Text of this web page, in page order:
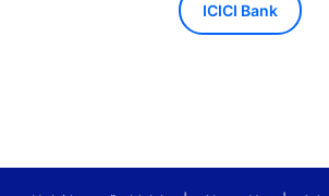
ICICI Bank